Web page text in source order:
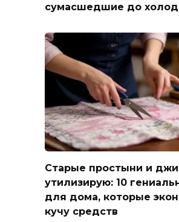
сумасшедшие до
Старые простыни и
утилизирую: 10
для дома, которые
кучу средств